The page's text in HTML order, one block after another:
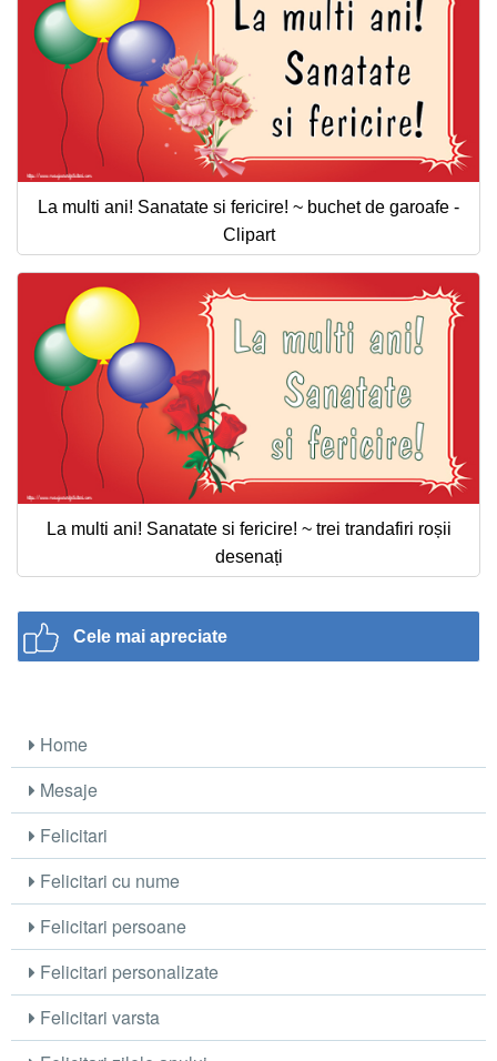
La multi ani! Sanatate si fericire! ~ buchet de garoafe -
Clipart
La multi ani! Sanatate si fericire! ~ trei trandafiri roșii
desenați
Cele mai apreciate
Home
Mesaje
Felicitari
Felicitari cu nume
Felicitari persoane
Felicitari personalizate
Felicitari varsta